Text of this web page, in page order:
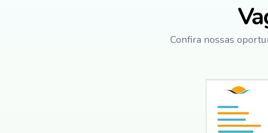
Confira nossas